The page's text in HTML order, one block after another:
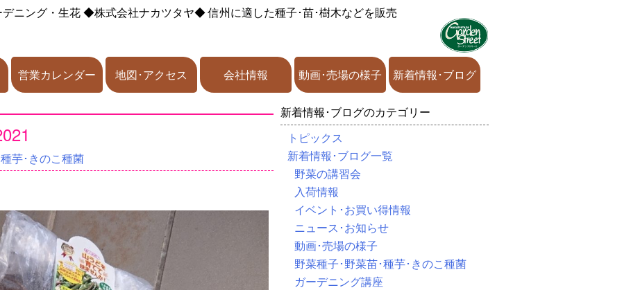
ニング・生花◆株式会社ナカツタヤ◆信州に適した種子･苗･樹木などを販売
営業カレンダー 地図･アクセス 会社情報 動画･売場の様子 新着情報･ブログ
芋･きのこ種菌
新着情報･ブログのカテゴリー
トピックス
新着情報･ブログ一覧
野菜の講習会
入荷情報
イベント･お買い得情報
ニュース･お知らせ
動画･売場の様子
野菜種子･野菜苗･種芋･きのこ種菌
ガーデニング講座